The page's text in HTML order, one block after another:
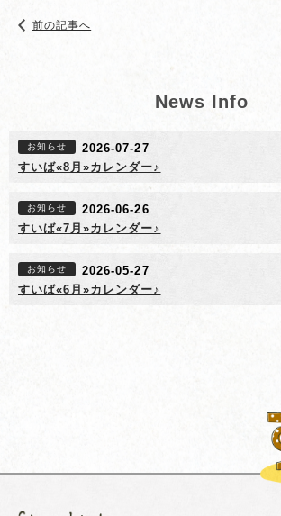
前の記事へ
News Info
お知らせ
2026-07-27
すいば«8月»カレンダー♪
お知らせ
2026-06-26
すいば«7月»カレンダー♪
お知らせ
2026-05-27
すいば«6月»カレンダー♪